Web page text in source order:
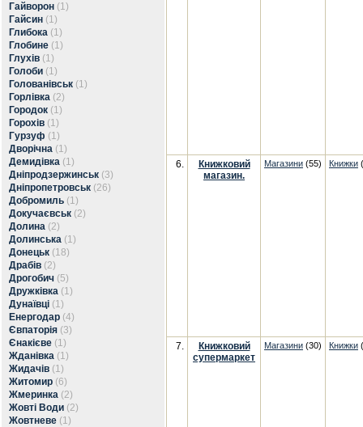
Гайворон (1)
Гайсин (1)
Глибока (1)
Глобине (1)
Глухів (1)
Голоби (1)
Голованівськ (1)
Горлівка (2)
Городок (1)
Горохів (1)
Гурзуф (1)
Дворічна (1)
Демидівка (1)
Дніпродзержинськ (3)
Дніпропетровськ (26)
Добромиль (1)
Докучаєвськ (2)
Долина (2)
Долинська (1)
Донецьк (18)
Драбів (2)
Дрогобич (5)
Дружківка (1)
Дунаївці (1)
Енергодар (4)
Євпаторія (3)
Єнакієве (1)
Жданівка (1)
Жидачів (1)
Житомир (6)
Жмеринка (2)
Жовті Води (2)
Жовтневе (1)
6.
Книжковий
магазин.
Магазини (55) Книжки
7.
Книжковий
супермаркет
Магазини (30) Книжки